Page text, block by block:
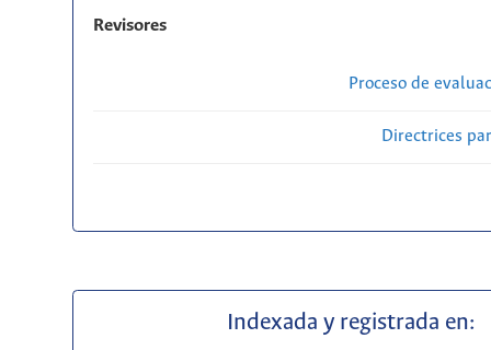
Revisores
Proceso de
Directrices
Indexada y registrada en: